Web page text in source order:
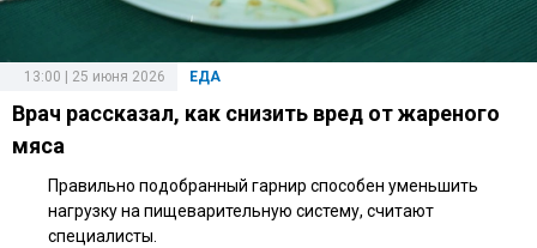
ЕДА
13:00 | 25 июня 2026
Врач рассказал, как снизить вред от жареного
мяса
Правильно подобранный гарнир способен уменьшить
нагрузку на пищеварительную систему, считают
специалисты.